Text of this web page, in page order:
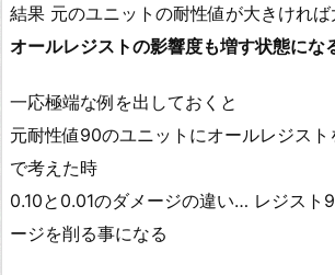
結果 元のユニットの耐性値が大きければ
オールレジストの影響度も増す状態にな
一応極端な例を出しておくと
元耐性値90のユニットにオールレジス
で考えた時
0.10と0.01のダメージの違い… レジスト
ージを削る事になる